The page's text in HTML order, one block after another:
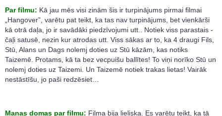
Par filmu: Kā jau mēs visi zinām šis ir turpinājums pirmai filmai
„Hangover”, varētu pat teikt, ka tas nav turpinājums, bet vienkārši
kā otrā daļa, jo ir savādāki piedzīvojumi utt.. Notiek viss parastais -
čaļi satusē, nezin kur atrodas utt. Viss sākas ar to, ka 4 draugi Fils,
Stū, Alans un Dags nolemj doties uz Stū kāzām, kas notiks
Taizemē. Protams, kā ta bez vecpuišu ballītes! To viņi norīko Stū un
nolemj doties uz Taizemi. Un Taizemē notiek trakas lietas! Vairāk
nestāstīšu, jo paši redzēsiet…
Manas domas par filmu: Filma bija lieliska. Es varētu teikt, ka tā